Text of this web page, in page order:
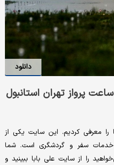
دانلود
پرواز تهران استانبول
معرفی کردیم. این سایت یکی از
خدمات سفر و گردشگری است. شما
را از سایت علی بابا ببینید و